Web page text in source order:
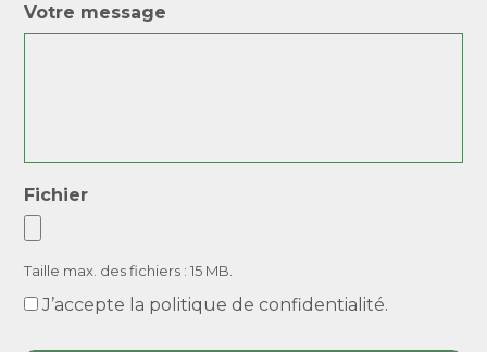
Votre message
Fichier
Taille max. des fichiers : 15 MB.
J’accepte la politique de confidentialité.